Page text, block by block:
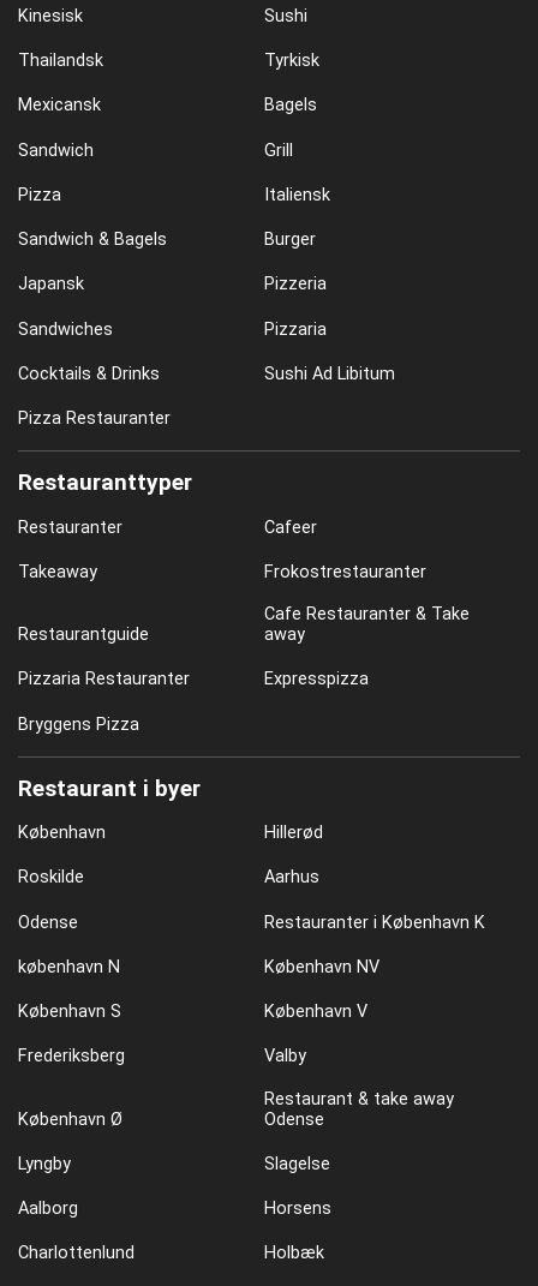
Kinesisk Sushi
Thailandsk Tyrkisk
Mexicansk Bagels
Sandwich Grill
Pizza Italiensk
Sandwich & Bagels Burger
Japansk Pizzeria
Sandwiches Pizzaria
Cocktails & Drinks Sushi Ad Libitum
Pizza Restauranter
Restauranttyper
Restauranter Cafeer
Takeaway Frokostrestauranter
Restaurantguide
Cafe Restauranter & Take
away
Pizzaria Restauranter Expresspizza
Bryggens Pizza
Restaurant i byer
København Hillerød
Roskilde Aarhus
Odense Restauranter i København K
københavn N København NV
København S København V
Frederiksberg Valby
København Ø
Restaurant & take away
Odense
Lyngby Slagelse
Aalborg Horsens
Charlottenlund Holbæk